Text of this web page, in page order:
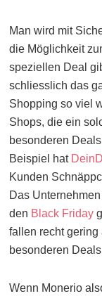
Man wird mit
die Möglichkeit
speziellen Deal
schliesslich das
Shopping so viel
Shops, die ein
besonderen
Beispiel hat
Kunden
Das
den Black Friday
fallen recht
besonderen
Wenn Monerio